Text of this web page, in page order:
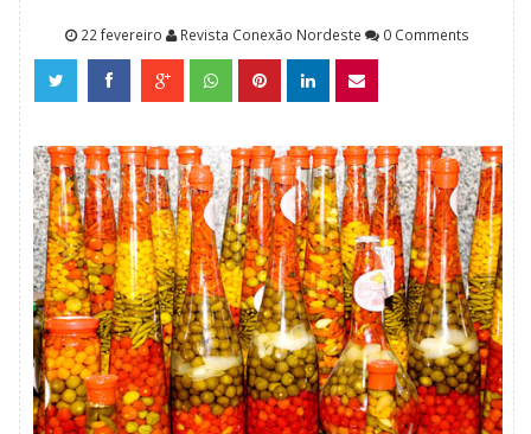
22 fevereiro Revista Conexão Nordeste 0 Comments